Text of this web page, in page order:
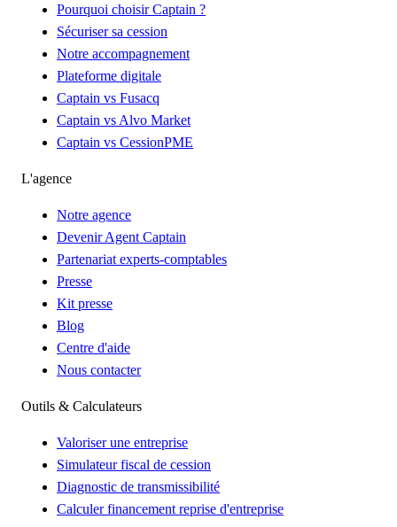
Pourquoi choisir Captain ?
Sécuriser sa cession
Notre accompagnement
Plateforme digitale
Captain vs Fusacq
Captain vs Alvo Market
Captain vs CessionPME
L'agence
Notre agence
Devenir Agent Captain
Partenariat experts-comptables
Presse
Kit presse
Blog
Centre d'aide
Nous contacter
Outils & Calculateurs
Valoriser une entreprise
Simulateur fiscal de cession
Diagnostic de transmissibilité
Calculer financement reprise d'entreprise